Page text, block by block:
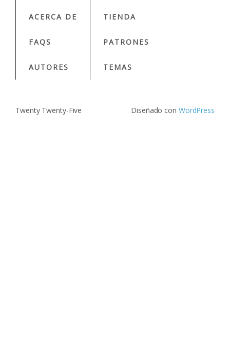
ACERCA DE
FAQS
AUTORES
TIENDA
PATRONES
TEMAS
Twenty Twenty-Five Diseñado con WordPress